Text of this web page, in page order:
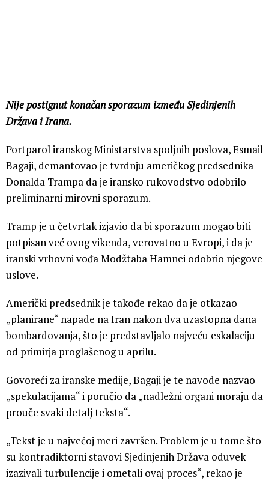
Nije postignut konačan sporazum između Sjedinjenih
Država i Irana.
Portparol iranskog Ministarstva spoljnih poslova, Esmail
Bagaji, demantovao je tvrdnju američkog predsednika
Donalda Trampa da je iransko rukovodstvo odobrilo
preliminarni mirovni sporazum.
Tramp je u četvrtak izjavio da bi sporazum mogao biti
potpisan već ovog vikenda, verovatno u Evropi, i da je
iranski vrhovni vođa Modžtaba Hamnei odobrio njegove
uslove.
Američki predsednik je takođe rekao da je otkazao
„planirane“ napade na Iran nakon dva uzastopna dana
bombardovanja, što je predstavljalo najveću eskalaciju
od primirja proglašenog u aprilu.
Govoreći za iranske medije, Bagaji je te navode nazvao
„spekulacijama“ i poručio da „nadležni organi moraju da
prouče svaki detalj teksta“.
„Tekst je u najvećoj meri završen. Problem je u tome što
su kontradiktorni stavovi Sjedinjenih Država oduvek
izazivali turbulencije i ometali ovaj proces“, rekao je